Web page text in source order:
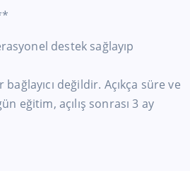
destek sağlayıp
değildir. Açıkça süre ve
eğitim, açılış sonrası 3 ay